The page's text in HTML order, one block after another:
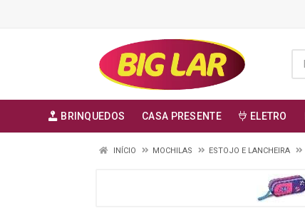
BRINQUEDOS CASA PRESENTE ELETRO
INÍCIO MOCHILAS ESTOJO E LANCHEIRA